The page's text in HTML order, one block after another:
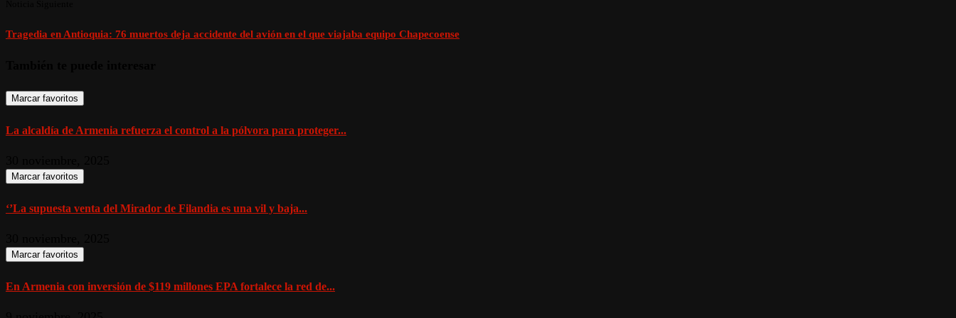
Tragedia en Antioquia: 76 muertos deja accidente del avión en el que viajaba equipo Chapecoense
Marcar favoritos
La alcaldía de Armenia refuerza el control a la pólvora para proteger...
Marcar favoritos
‘’La supuesta venta del Mirador de Filandia es una vil y baja...
Marcar favoritos
En Armenia con inversión de $119 millones EPA fortalece la red de...